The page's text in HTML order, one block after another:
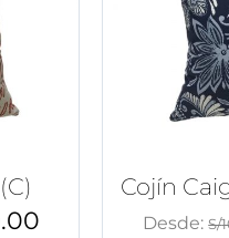
Cojín
Desde:S/